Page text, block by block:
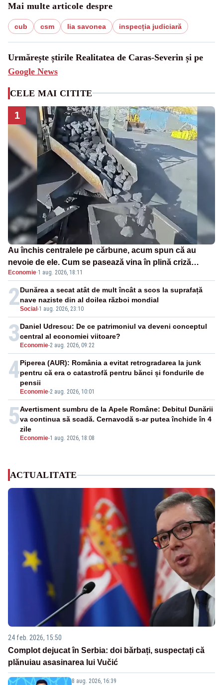
Mai multe articole despre
cub csm lia savonea inspecția judiciară
Urmărește știrile Realitatea de Caras-Severin și pe
Google News
CELE MAI CITITE
1
Au închis centralele pe cărbune, acum spun că au
nevoie de ele. Cum se pasează vina în plină criză
energetică
Economie·1 aug. 2026, 18:11
2Social -1 aug. 2026, 23:10
Dunărea a secat atât de mult încât a scos la suprafață
nave naziste din al doilea război mondial
3 Economie-2 aug. 2026, 09:22
Daniel Udrescu: De ce patrimoniul va deveni conceptul
central al economiei viitoare?
4
Economie-2 aug. 2026, 10:01
Piperea (AUR): România a evitat retrogradarea la junk
pentru că era o catastrofă pentru bănci și fondurile de
pensii
5
Economie-1 aug. 2026, 18:08
Avertisment sumbru de la Apele Române: Debitul Dunării
va continua să scadă. Cernavodă s-ar putea închide în 4
zile
ACTUALITATE
24 feb. 2026, 15:50
Complot dejucat în Serbia: doi bărbați, suspectați că
plănuiau asasinarea lui Vučić
8 aug. 2026, 16:39